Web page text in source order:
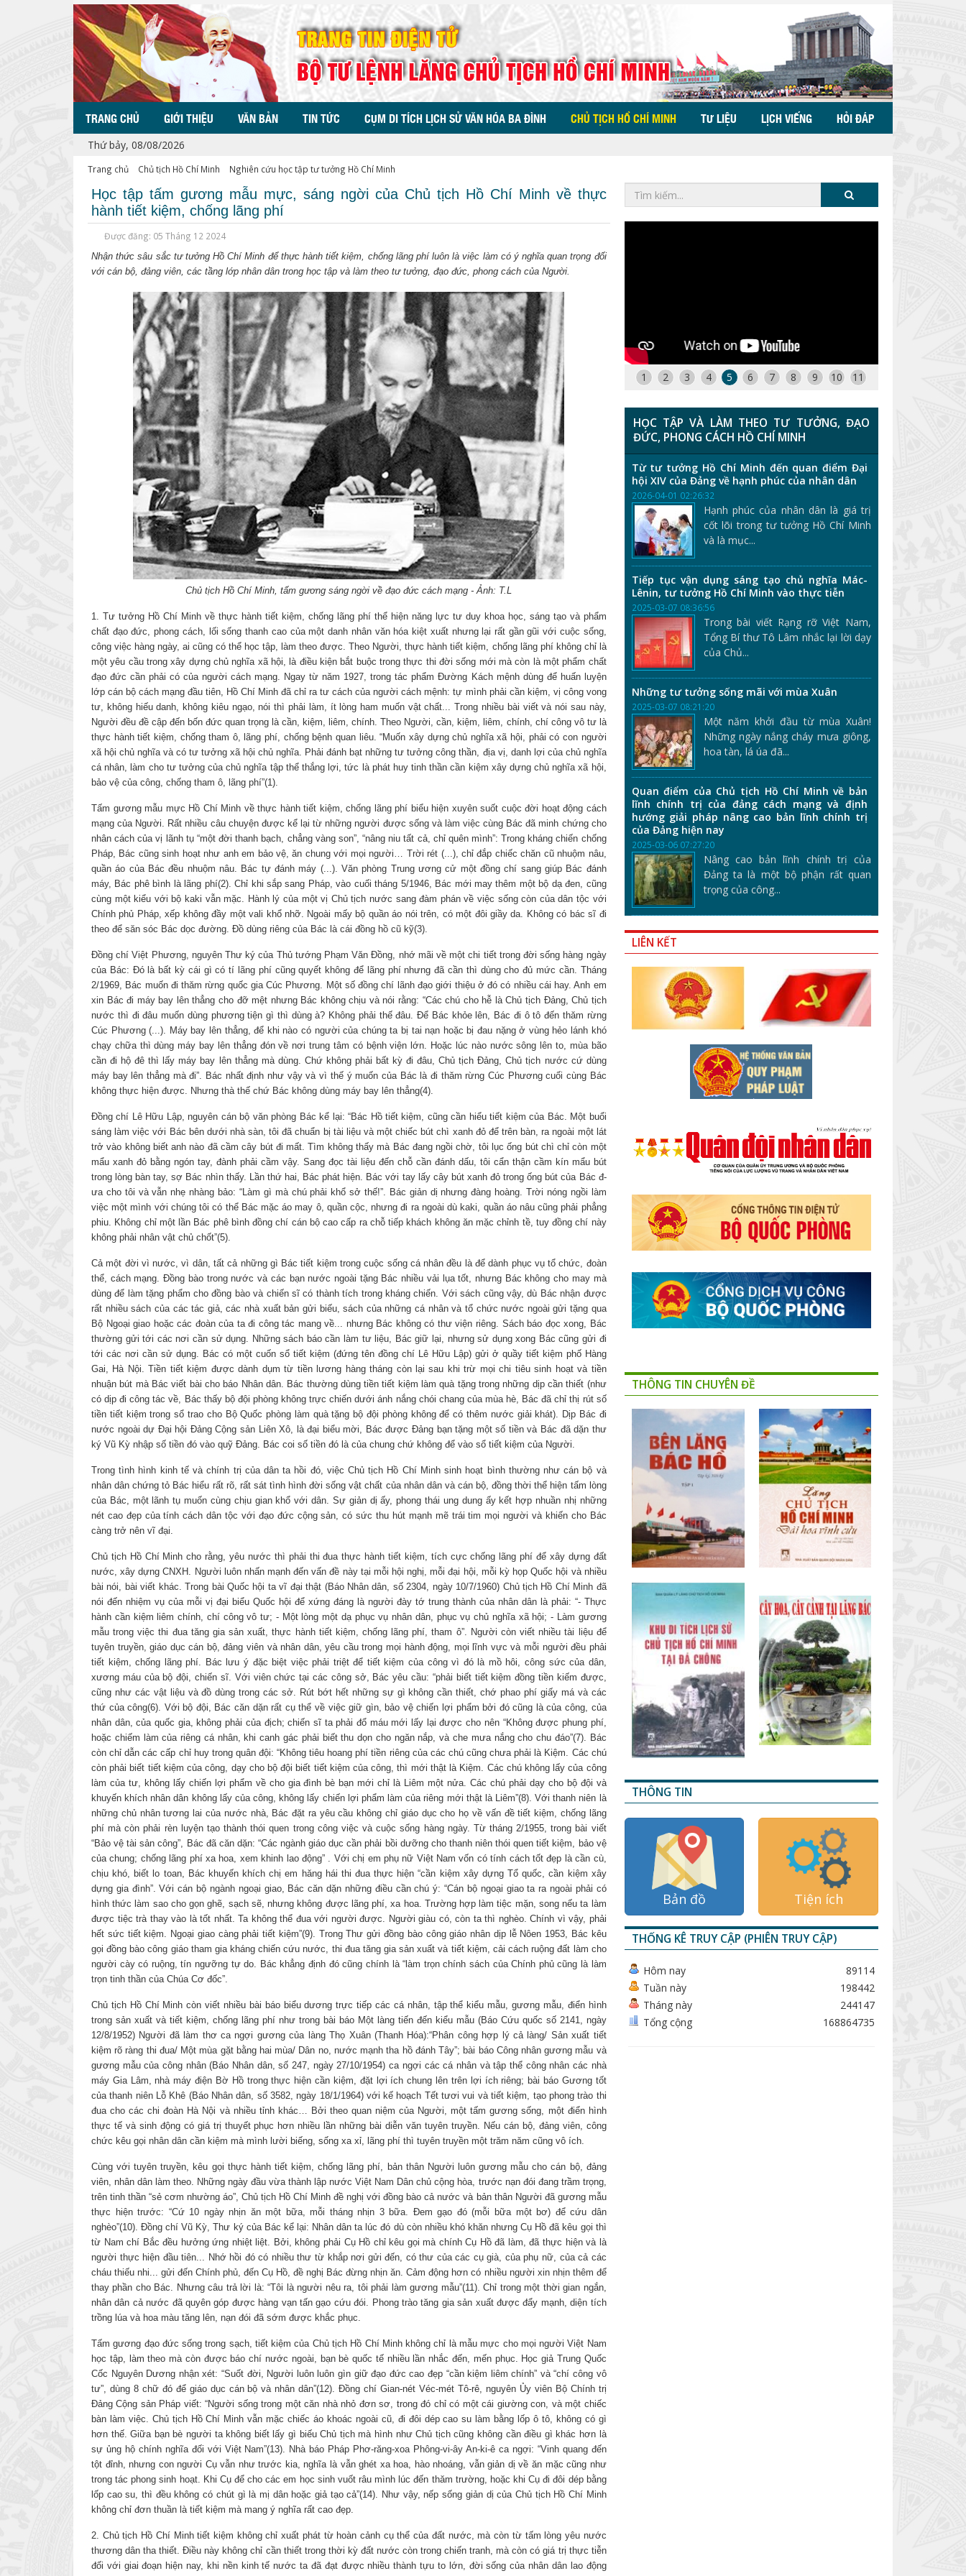
TRANG CHỦ GIỚI THIỆU VĂN BẢN TIN TỨC CỤM DI TÍCH LỊCH SỬ VĂN HÓA BA ĐÌNH CHỦ TỊCH HỒ CHÍ MINH TƯ LIỆU LỊCH VIẾNG HỎI ĐÁP
Thứ bảy, 08/08/2026
Trang chủ Chủ tịch Hồ Chí Minh Nghiên cứu học tập tư tưởng Hồ Chí Minh
Học tập tấm gương mẫu mực, sáng ngời của Chủ tịch Hồ Chí Minh về thực
hành tiết kiệm, chống lãng phí
Được đăng: 05 Tháng 12 2024
Nhận thức sâu sắc tư tưởng Hồ Chí Minh để thực hành tiết kiệm, chống lãng phí luôn là việc làm có ý nghĩa quan trọng đối
với cán bộ, đảng viên, các tầng lớp nhân dân trong học tập và làm theo tư tưởng, đạo đức, phong cách của Người.
Chủ tịch Hồ Chí Minh, tấm gương sáng ngời về đạo đức cách mạng - Ảnh: T.L
1. Tư tưởng Hồ Chí Minh về thực hành tiết kiệm, chống lãng phí thể hiện năng lực tư duy khoa học, sáng tạo và phẩm
chất đạo đức, phong cách, lối sống thanh cao của một danh nhân văn hóa kiệt xuất nhưng lại rất gần gũi với cuộc sống,
công việc hàng ngày, ai cũng có thể học tập, làm theo được. Theo Người, thực hành tiết kiệm, chống lãng phí không chỉ là
một yêu cầu trong xây dựng chủ nghĩa xã hội, là điều kiện bắt buộc trong thực thi đời sống mới mà còn là một phẩm chất
đạo đức cần phải có của người cách mạng. Ngay từ năm 1927, trong tác phẩm Đường Kách mệnh dùng để huấn luyện
lớp cán bộ cách mạng đầu tiên, Hồ Chí Minh đã chỉ ra tư cách của người cách mệnh: tự mình phải cần kiệm, vị công vong
tư, không hiếu danh, không kiêu ngạo, nói thì phải làm, ít lòng ham muốn vật chất... Trong nhiều bài viết và nói sau này,
Người đều đề cập đến bốn đức quan trọng là cần, kiệm, liêm, chính. Theo Người, cần, kiệm, liêm, chính, chí công vô tư là
thực hành tiết kiệm, chống tham ô, lãng phí, chống bệnh quan liêu. “Muốn xây dựng chủ nghĩa xã hội, phải có con người
xã hội chủ nghĩa và có tư tưởng xã hội chủ nghĩa. Phải đánh bạt những tư tưởng công thần, địa vị, danh lợi của chủ nghĩa
cá nhân, làm cho tư tưởng của chủ nghĩa tập thể thắng lợi, tức là phát huy tinh thần cần kiệm xây dựng chủ nghĩa xã hội,
bảo vệ của công, chống tham ô, lãng phí”(1).
Tấm gương mẫu mực Hồ Chí Minh về thực hành tiết kiệm, chống lãng phí biểu hiện xuyên suốt cuộc đời hoạt động cách
mạng của Người. Rất nhiều câu chuyện được kể lại từ những người được sống và làm việc cùng Bác đã minh chứng cho
nhân cách của vị lãnh tụ “một đời thanh bạch, chẳng vàng son”, “nâng niu tất cả, chỉ quên mình”: Trong kháng chiến chống
Pháp, Bác cũng sinh hoạt như anh em bảo vệ, ăn chung với mọi người… Trời rét (...), chỉ đắp chiếc chăn cũ nhuộm nâu,
quần áo của Bác đều nhuộm nâu. Bác tự đánh máy (...). Văn phòng Trung ương cử một đồng chí sang giúp Bác đánh
máy, Bác phê bình là lãng phí(2). Chỉ khi sắp sang Pháp, vào cuối tháng 5/1946, Bác mới may thêm một bộ dạ đen, cũng
cùng một kiểu với bộ kaki vẫn mặc. Hành lý của một vị Chủ tịch nước sang đàm phán về việc sống còn của dân tộc với
Chính phủ Pháp, xếp không đầy một vali khổ nhỡ. Ngoài mấy bộ quần áo nói trên, có một đôi giầy da. Không có bác sĩ đi
theo để săn sóc Bác dọc đường. Đồ dùng riêng của Bác là cái đồng hồ cũ kỹ(3).
Đồng chí Việt Phương, nguyên Thư ký của Thủ tướng Phạm Văn Đồng, nhớ mãi về một chi tiết trong đời sống hàng ngày
của Bác: Đó là bất kỳ cái gì có tí lãng phí cũng quyết không để lãng phí nhưng đã cần thì dùng cho đủ mức cần. Tháng
2/1969, Bác muốn đi thăm rừng quốc gia Cúc Phương. Một số đồng chí lãnh đạo giới thiệu ở đó có nhiều cái hay. Anh em
xin Bác đi máy bay lên thẳng cho đỡ mệt nhưng Bác không chịu và nói rằng: “Các chú cho hễ là Chủ tịch Đảng, Chủ tịch
nước thì đi đâu muốn dùng phương tiện gì thì dùng à? Không phải thế đâu. Để Bác khỏe lên, Bác đi ô tô đến thăm rừng
Cúc Phương (...). Máy bay lên thẳng, để khi nào có người của chúng ta bị tai nạn hoặc bị đau nặng ở vùng hẻo lánh khó
chạy chữa thì dùng máy bay lên thẳng đón về nơi trung tâm có bệnh viện lớn. Hoặc lúc nào nước sông lên to, mùa bão
cần đi hộ đê thì lấy máy bay lên thẳng mà dùng. Chứ không phải bất kỳ đi đâu, Chủ tịch Đảng, Chủ tịch nước cứ dùng
máy bay lên thẳng mà đi”. Bác nhất định như vậy và vì thế ý muốn của Bác là đi thăm rừng Cúc Phương cuối cùng Bác
không thực hiện được. Nhưng thà thế chứ Bác không dùng máy bay lên thẳng(4).
Đồng chí Lê Hữu Lập, nguyên cán bộ văn phòng Bác kể lại: “Bác Hồ tiết kiệm, cũng cần hiểu tiết kiệm của Bác. Một buổi
sáng làm việc với Bác bên d­ưới nhà sàn, tôi đã chuẩn bị tài liệu và một chiếc bút chì xanh đỏ để trên bàn, ra ngoài một lát
trở vào không biết anh nào đã cầm cây bút đi mất. Tìm không thấy mà Bác đang ngồi chờ, tôi lục ống bút chì chỉ còn một
mẩu xanh đỏ bằng ngón tay, đành phải cầm vậy. Sang đọc tài liệu đến chỗ cần đánh dấu, tôi cẩn thận cầm kín mẩu bút
trong lòng bàn tay, sợ Bác nhìn thấy. Lần thứ hai, Bác phát hiện. Bác với tay lấy cây bút xanh đỏ trong ống bút của Bác đ­
ưa cho tôi và vẫn nhẹ nhàng bảo: “Làm gì mà chú phải khổ sở thế!”. Bác giản dị nhưng đàng hoàng. Trời nóng ngồi làm
việc một mình với chúng tôi có thể Bác mặc áo may ô, quần cộc, nhưng đi ra ngoài dù kaki, quần áo nâu cũng phải phẳng
phiu. Không chỉ một lần Bác phê bình đồng chí cán bộ cao cấp ra chỗ tiếp khách không ăn mặc chỉnh tề, tuy đồng chí này
không phải nhân vật chủ chốt”(5).
Cả một đời vì nước, vì dân, tất cả những gì Bác tiết kiệm trong cuộc sống cá nhân đều là để dành phục vụ tổ chức, đoàn
thể, cách mạng. Đồng bào trong nước và các bạn nước ngoài tặng Bác nhiều vải lụa tốt, nhưng Bác không cho may mà
dùng để làm tặng phẩm cho đồng bào và chiến sĩ có thành tích trong kháng chiến. Với sách cũng vậy, dù Bác nhận được
rất nhiều sách của các tác giả, các nhà xuất bản gửi biếu, sách của những cá nhân và tổ chức nước ngoài gửi tặng qua
Bộ Ngoại giao hoặc các đoàn của ta đi công tác mang về... nhưng Bác không có thư viện riêng. Sách báo đọc xong, Bác
thường gửi tới các nơi cần sử dụng. Những sách báo cần làm tư liệu, Bác giữ lại, nhưng sử dụng xong Bác cũng gửi đi
tới các nơi cần sử dụng. Bác có một cuốn sổ tiết kiệm (đứng tên đồng chí Lê Hữu Lập) gửi ở quầy tiết kiệm phố Hàng
Gai, Hà Nội. Tiền tiết kiệm được dành dụm từ tiền lương hàng tháng còn lại sau khi trừ mọi chi tiêu sinh hoạt và tiền
nhuận bút mà Bác viết bài cho báo Nhân dân. Bác thường dùng tiền tiết kiệm làm quà tặng trong những dịp cần thiết (như
có dịp đi công tác về, Bác thấy bộ đội phòng không trực chiến dư­ới ánh nắng chói chang của mùa hè, Bác đã chỉ thị rút số
tiền tiết kiệm trong sổ trao cho Bộ Quốc phòng làm quà tặng bộ đội phòng không để có thêm nước giải khát). Dịp Bác đi
nước ngoài dự Đại hội Đảng Cộng sản Liên Xô, là đại biểu mời, Bác được Đảng bạn tặng một số tiền và Bác đã dặn thư
ký Vũ Kỳ nhập số tiền đó vào quỹ Đảng. Bác coi số tiền đó là của chung chứ không để vào sổ tiết kiệm của Người.
Trong tình hình kinh tế và chính trị của dân ta hồi đó, việc Chủ tịch Hồ Chí Minh sinh hoạt bình thường như cán bộ và
nhân dân chứng tỏ Bác hiểu rất rõ, rất sát tình hình đời sống vật chất của nhân dân và cán bộ, đồng thời thể hiện tấm lòng
của Bác, một lãnh tụ muốn cùng chịu gian khổ với dân. Sự giản dị ấy, phong thái ung dung ấy kết hợp nhuần nhị những
nét cao đẹp của tính cách dân tộc với đạo đức cộng sản, có sức thu hút mạnh mẽ trái tim mọi người và khiến cho Bác
càng trở nên vĩ đại.
Chủ tịch Hồ Chí Minh cho rằng, yêu nước thì phải thi đua thực hành tiết kiệm, tích cực chống lãng phí để xây dựng đất
nước, xây dựng CNXH. Người luôn nhấn mạnh đến vấn đề này tại mỗi hội nghị, mỗi đại hội, mỗi kỳ họp Quốc hội và nhiều
bài nói, bài viết khác. Trong bài Quốc hội ta vĩ đại thật (Báo Nhân dân, số 2304, ngày 10/7/1960) Chủ tịch Hồ Chí Minh đã
nói đến nhiệm vụ của mỗi vị đại biểu Quốc hội để xứng đáng là người đày tớ trung thành của nhân dân là phải: “- Thực
hành cần kiệm liêm chính, chí công vô tư; - Một lòng một dạ phục vụ nhân dân, phục vụ chủ nghĩa xã hội; - Làm gương
mẫu trong việc thi đua tăng gia sản xuất, thực hành tiết kiệm, chống lãng phí, tham ô”. Người còn viết nhiều tài liệu để
tuyên truyền, giáo dục cán bộ, đảng viên và nhân dân, yêu cầu trong mọi hành động, mọi lĩnh vực và mỗi người đều phải
tiết kiệm, chống lãng phí. Bác lưu ý đặc biệt việc phải triệt để tiết kiệm của công vì đó là mồ hôi, công sức của dân,
xương máu của bộ đội, chiến sĩ. Với viên chức tại các công sở, Bác yêu cầu: “phải biết tiết kiệm đồng tiền kiếm được,
cũng như các vật liệu và đồ dùng trong các sở. Rút bớt hết những sự gì không cần thiết, chớ phao phí giấy má và các
thứ của công(6). Với bộ đội, Bác căn dặn rất cụ thể về việc giữ gìn, bảo vệ chiến lợi phẩm bởi đó cũng là của công, của
nhân dân, của quốc gia, không phải của địch; chiến sĩ ta phải đổ máu mới lấy lại được cho nên “Không được phung phí,
hoặc chiếm làm của riêng cá nhân, khi canh gác phải biết thu dọn cho ngăn nắp, và che mưa nắng cho chu đáo”(7). Bác
còn chỉ dẫn các cấp chỉ huy trong quân đội: “Không tiêu hoang phí tiền riêng của các chú cũng chưa phải là Kiệm. Các chú
còn phải biết tiết kiệm của công, dạy cho bộ đội biết tiết kiệm của công, thì mới thật là Kiệm. Các chú không lấy của công
làm của tư, không lấy chiến lợi phẩm về cho gia đình bè bạn mới chỉ là Liêm một nửa. Các chú phải dạy cho bộ đội và
khuyến khích nhân dân không lấy của công, không lấy chiến lợi phẩm làm của riêng mới thật là Liêm”(8). Với thanh niên là
những chủ nhân tương lai của nước nhà, Bác đặt ra yêu cầu không chỉ giáo dục cho họ về vấn đề tiết kiệm, chống lãng
phí mà còn phải rèn luyện tạo thành thói quen trong công việc và cuộc sống hàng ngày. Từ tháng 2/1955, trong bài viết
“Bảo vệ tài sản công”, Bác đã căn dặn: “Các ngành giáo dục cần phải bồi dưỡng cho thanh niên thói quen tiết kiệm, bảo vệ
của chung; chống lãng phí xa hoa, xem khinh lao động” . Với chị em phụ nữ Việt Nam vốn có tính cách tốt đẹp là cần cù,
chịu khó, biết lo toan, Bác khuyến khích chị em hăng hái thi đua thực hiện “cần kiệm xây dựng Tổ quốc, cần kiệm xây
dựng gia đình”. Với cán bộ ngành ngoại giao, Bác căn dặn những điều cần chú ý: “Cán bộ ngoại giao ta ra ngoài phải có
hình thức làm sao cho gọn ghẽ, sạch sẽ, nhưng không được lãng phí, xa hoa. Tr­ường hợp làm tiệc mặn, song nếu ta làm
được tiệc trà thay vào là tốt nhất. Ta không thể đua với người được. Người giàu có, còn ta thì nghèo. Chính vì vậy, phải
hết sức tiết kiệm. Ngoại giao càng phải tiết kiệm”(9). Trong Thư gửi đồng bào công giáo nhân dịp lễ Nôen 1953, Bác kêu
gọi đồng bào công giáo tham gia kháng chiến cứu nước, thi đua tăng gia sản xuất và tiết kiệm, cải cách ruộng đất làm cho
người cày có ruộng, tín ngưỡng tự do. Bác khẳng định đó cũng chính là “làm trọn chính sách của Chính phủ cũng là làm
trọn tinh thần của Chúa Cơ đốc”.
Chủ tịch Hồ Chí Minh còn viết nhiều bài báo biểu dương trực tiếp các cá nhân, tập thể kiểu mẫu, gương mẫu, điển hình
trong sản xuất và tiết kiệm, chống lãng phí như trong bài báo Một làng tiến đến kiểu mẫu (Báo Cứu quốc số 2141, ngày
12/8/1952) Người đã làm thơ ca ngợi gương của làng Thọ Xuân (Thanh Hóa):“Phân công hợp lý cả làng/ Sản xuất tiết
kiệm rõ ràng thi đua/ Một mùa gặt bằng hai mùa/ Dân no, nước mạnh tha hồ đánh Tây”; bài báo Công nhân gương mẫu và
gương mẫu của công nhân (Báo Nhân dân, số 247, ngày 27/10/1954) ca ngợi các cá nhân và tập thể công nhân các nhà
máy Gia Lâm, nhà máy điện Bờ Hồ trong thực hiện cần kiệm, đặt lợi ích chung lên trên lợi ích riêng; bài báo Gương tốt
của thanh niên Lỗ Khê (Báo Nhân dân, số 3582, ngày 18/1/1964) với kế hoạch Tết tươi vui và tiết kiệm, tạo phong trào thi
đua cho các chi đoàn Hà Nội và nhiều tỉnh khác… Bởi theo quan niệm của Người, một tấm gương sống, một điển hình
thực tế và sinh động có giá trị thuyết phục hơn nhiều lần những bài diễn văn tuyên truyền. Nếu cán bộ, đảng viên, công
chức kêu gọi nhân dân cần kiệm mà mình lười biếng, sống xa xỉ, lãng phí thì tuyên truyền một trăm năm cũng vô ích.
Cùng với tuyên truyền, kêu gọi thực hành tiết kiệm, chống lãng phí, bản thân Người luôn gương mẫu cho cán bộ, đảng
viên, nhân dân làm theo. Những ngày đầu vừa thành lập nước Việt Nam Dân chủ cộng hòa, trước nạn đói đang trầm trọng,
trên tinh thần “sẻ cơm nhường áo”, Chủ tịch Hồ Chí Minh đề nghị với đồng bào cả nước và bản thân Người đã gương mẫu
thực hiện trước: “Cứ 10 ngày nhịn ăn một bữa, mỗi tháng nhịn 3 bữa. Đem gạo đó (mỗi bữa một bơ) để cứu dân
nghèo”(10). Đồng chí Vũ Kỳ, Thư ký của Bác kể lại: Nhân dân ta lúc đó dù còn nhiều khó khăn nhưng Cụ Hồ đã kêu gọi thì
từ Nam chí Bắc đều hưởng ứng nhiệt liệt. Bởi, không phải Cụ Hồ chỉ kêu gọi mà chính Cụ Hồ đã làm, đã thực hiện và là
người thực hiện đầu tiên... Nhớ hồi đó có nhiều thư từ khắp nơi gửi đến, có thư của các cụ già, của phụ nữ, của cả các
cháu thiếu nhi... gửi đến Chính phủ, đến Cụ Hồ, đề nghị Bác đừng nhịn ăn. Cảm động hơn có nhiều người xin nhịn thêm để
thay phần cho Bác. Nhưng câu trả lời là: “Tôi là người nêu ra, tôi phải làm gương mẫu”(11). Chỉ trong một thời gian ngắn,
nhân dân cả nước đã quyên góp được hàng vạn tấn gạo cứu đói. Phong trào tăng gia sản xuất được đẩy mạnh, diện tích
trồng lúa và hoa màu tăng lên, nạn đói đã sớm được khắc phục.
Tấm gương đạo đức sống trong sạch, tiết kiệm của Chủ tịch Hồ Chí Minh không chỉ là mẫu mực cho mọi người Việt Nam
học tập, làm theo mà còn được báo chí nước ngoài, bạn bè quốc tế nhiều lần nhắc đến, mến phục. Học giả Trung Quốc
Cốc Nguyên Dương nhận xét: “Suốt đời, Người luôn luôn gìn giữ đạo đức cao đẹp “cần kiệm liêm chính” và “chí công vô
tư”, dùng 8 chữ đó để giáo dục cán bộ và nhân dân”(12). Đồng chí Gian-nét Véc-mét Tô-rê, nguyên Ủy viên Bộ Chính trị
Đảng Cộng sản Pháp viết: “Người sống trong một căn nhà nhỏ đơn sơ, trong đó chỉ có một cái giường con, và một chiếc
bàn làm việc. Chủ tịch Hồ Chí Minh vẫn mặc chiếc áo khoác ngoài cũ, đi đôi dép cao su làm bằng lốp ô tô, không có gì
hơn thế. Giữa bạn bè người ta không biết lấy gì biếu Chủ tịch mà hình như Chủ tịch cũng không cần điều gì khác hơn là
sự ủng hộ chính nghĩa đối với Việt Nam”(13). Nhà báo Pháp Phơ-răng-xoa Phông-vi-ây An-ki-ê ca ngợi: “Vinh quang đến
tột đỉnh, nhưng con người Cụ vẫn như trước kia, nghĩa là vẫn ghét xa hoa, hào nhoáng, vẫn giản dị về ăn mặc cũng như
trong tác phong sinh hoạt. Khi Cụ để cho các em học sinh vuốt râu mình lúc đến thăm trường, hoặc khi Cụ đi đôi dép bằng
lốp cao su, thì đều không có chút gì là mị dân hoặc giả tạo cả”(14). Như vậy, nếp sống giản dị của Chủ tịch Hồ Chí Minh
không chỉ đơn thuần là tiết kiệm mà mang ý nghĩa rất cao đẹp.
2. Chủ tịch Hồ Chí Minh tiết kiệm không chỉ xuất phát từ hoàn cảnh cụ thể của đất nước, mà còn từ tấm lòng yêu nước
thương dân tha thiết. Điều này không chỉ cần thiết trong thời kỳ đất nước còn trong chiến tranh, mà còn có giá trị thực tiễn
đối với giai đoạn hiện nay, khi nền kinh tế nước ta đã đạt được nhiều thành tựu to lớn, đời sống của nhân dân lao động
1 2 3 4 5 6 7 8 9 10 11
HỌC TẬP VÀ LÀM THEO TƯ TƯỞNG, ĐẠO
ĐỨC, PHONG CÁCH HỒ CHÍ MINH
Từ tư tưởng Hồ Chí Minh đến quan điểm Đại
hội XIV của Đảng về hạnh phúc của nhân dân
2026-04-01 02:26:32
Hạnh phúc của nhân dân là giá trị
cốt lõi trong tư tưởng Hồ Chí Minh
và là mục...
Tiếp tục vận dụng sáng tạo chủ nghĩa Mác-
Lênin, tư tưởng Hồ Chí Minh vào thực tiễn
2025-03-07 08:36:56
Trong bài viết Rạng rỡ Việt Nam,
Tổng Bí thư Tô Lâm nhắc lại lời dạy
của Chủ...
Những tư tưởng sống mãi với mùa Xuân
2025-03-07 08:21:20
Một năm khởi đầu từ mùa Xuân!
Những ngày nắng cháy mưa giông,
hoa tàn, lá úa đã...
Quan điểm của Chủ tịch Hồ Chí Minh về bản
lĩnh chính trị của đảng cách mạng và định
hướng giải pháp nâng cao bản lĩnh chính trị
của Đảng hiện nay
2025-03-06 07:27:20
Nâng cao bản lĩnh chính trị của
Đảng ta là một bộ phận rất quan
trọng của công...
LIÊN KẾT
THÔNG TIN CHUYÊN ĐỀ
THÔNG TIN
Bản đồ Tiện ích
THỐNG KÊ TRUY CẬP (PHIÊN TRUY CẬP)
Hôm nay
Tuần này
Tháng này
Tổng cộng
89114
198442
244147
168864735